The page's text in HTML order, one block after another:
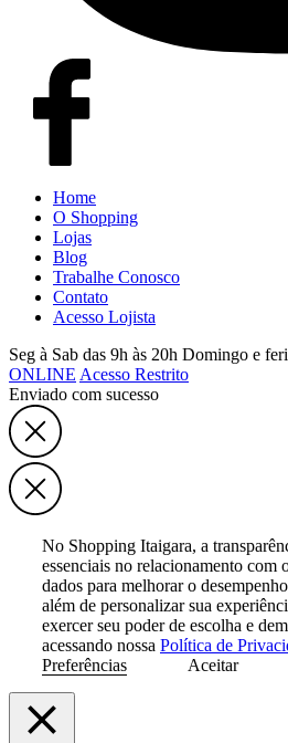
Home
O Shopping
Lojas
Blog
Trabalhe Conosco
Contato
Acesso Lojista
Seg à Sab das 9h às 20h Domingo e
ONLINE Acesso Restrito
Enviado com sucesso
No Shopping Itaigara, a
essenciais no relacionamento com
dados para melhorar o
além de personalizar sua
exercer seu poder de escolha e
acessando nossa Política de
Preferências
Aceitar